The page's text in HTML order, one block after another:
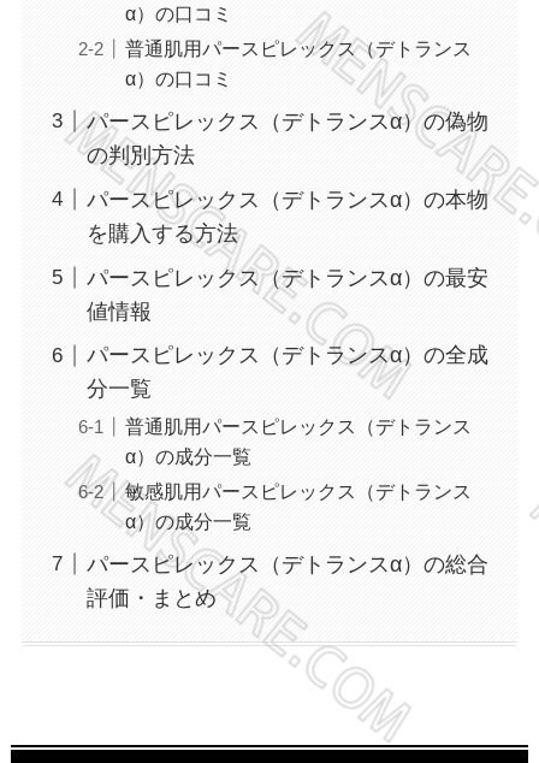
α）の口コミ
普通肌用パースピレックス（デトランス
α）の口コミ
パースピレックス（デトランスα）の偽物
の判別方法
パースピレックス（デトランスα）の本物
を購入する方法
パースピレックス（デトランスα）の最安
値情報
パースピレックス（デトランスα）の全成
分一覧
普通肌用パースピレックス（デトランス
α）の成分一覧
敏感肌用パースピレックス（デトランス
α）の成分一覧
パースピレックス（デトランスα）の総合
評価・まとめ